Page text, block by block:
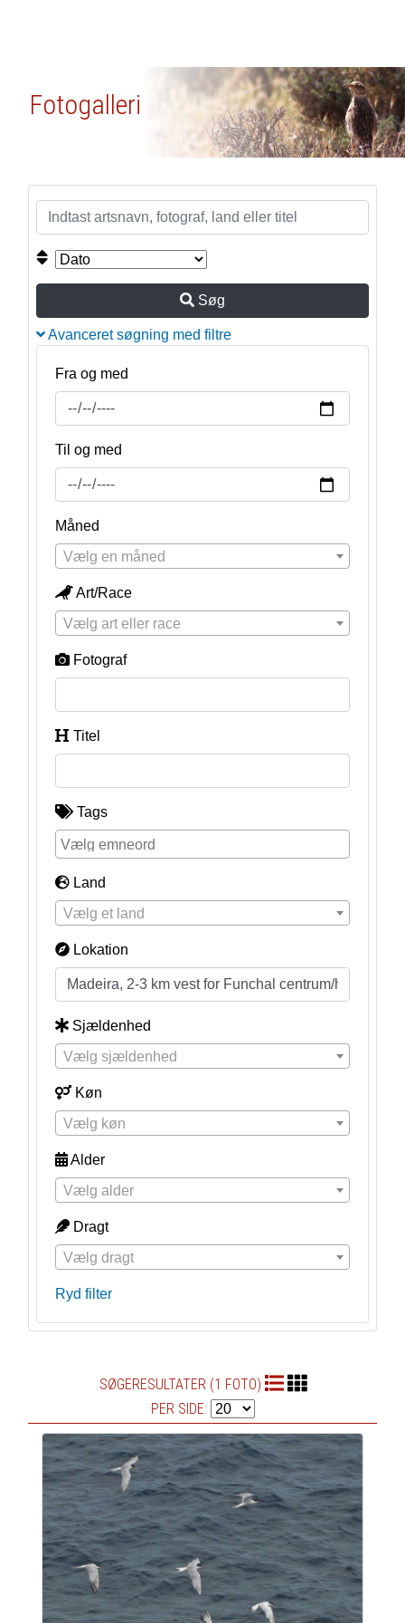
Fotogalleri
Søg
Avanceret søgning med filtre
Fra og med
Til og med
Måned
Vælg en måned
Art/Race
Vælg art eller race
Fotograf
Titel
Tags
Land
Vælg et land
Lokation
Sjældenhed
Vælg sjældenhed
Køn
Vælg køn
Alder
Vælg alder
Dragt
Vælg dragt
Ryd filter
SØGERESULTATER (1 FOTO)
PER SIDE: